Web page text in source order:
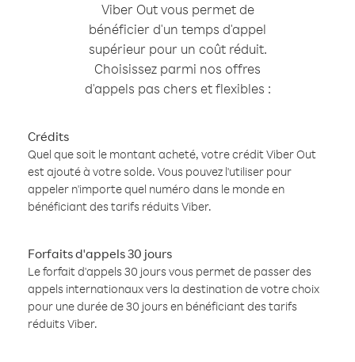
Viber Out vous permet de
bénéficier d'un temps d'appel
supérieur pour un coût réduit.
Choisissez parmi nos offres
d'appels pas chers et flexibles :
Crédits
Quel que soit le montant acheté, votre crédit Viber Out
est ajouté à votre solde. Vous pouvez l'utiliser pour
appeler n'importe quel numéro dans le monde en
bénéficiant des tarifs réduits Viber.
Forfaits d'appels 30 jours
Le forfait d'appels 30 jours vous permet de passer des
appels internationaux vers la destination de votre choix
pour une durée de 30 jours en bénéficiant des tarifs
réduits Viber.